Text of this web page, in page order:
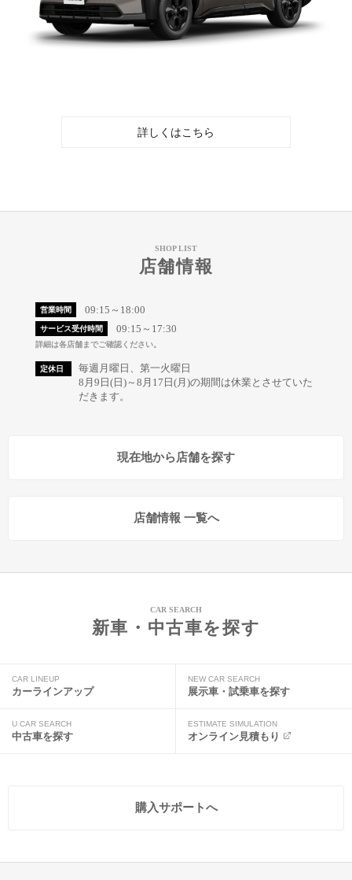
詳しくはこちら
SHOP LIST
店舗情報
営業時間 09:15～18:00
サービス受付時間 09:15～17:30
詳細は各店舗までご確認ください。
定休日
毎週月曜日、第一火曜日
8月9日(日)～8月17日(月)の期間は休業とさせていた
だきます。
現在地から店舗を探す
店舗情報 一覧へ
CAR SEARCH
新車・中古車を探す
CAR LINEUP
カーラインアップ
NEW CAR SEARCH
展示車・試乗車を探す
U CAR SEARCH
中古車を探す
ESTIMATE SIMULATION
オンライン見積もり
購入サポートへ